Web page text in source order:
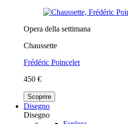
Opera della settimana
Chaussette
Frédéric Poincelet
450 €
Scoprire
Disegno
Disegno